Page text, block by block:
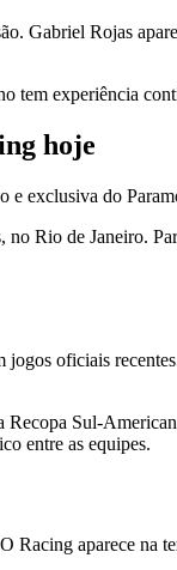
Gabriel Rojas
tem experiência
hoje
exclusiva do
Rio de Janeiro.
jogos oficiais
Sul-
entre as equipes.
Racing aparece na